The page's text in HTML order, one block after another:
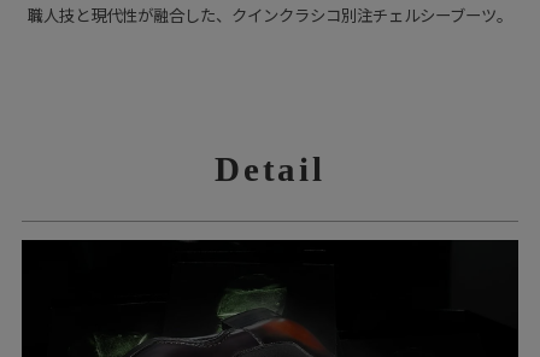
職人技と現代性が融合した、クインクラシコ別注チェルシーブーツ。
Detail